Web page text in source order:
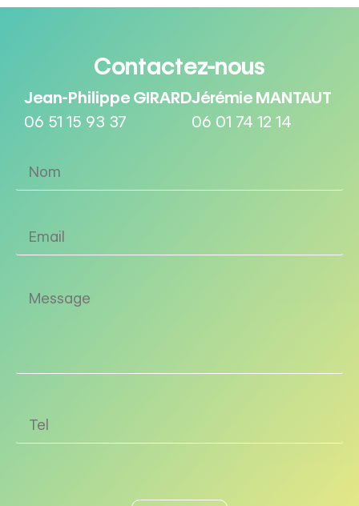
Contactez-nous
Jean-Philippe GIRARD
06 51 15 93 37
Jérémie MANTAUT
06 01 74 12 14